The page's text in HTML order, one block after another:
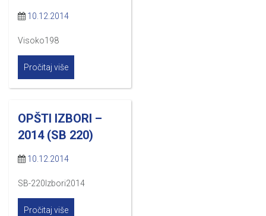
10.12.2014
Visoko198
Pročitaj više
OPŠTI IZBORI –
2014 (SB 220)
10.12.2014
SB-220Izbori2014
Pročitaj više